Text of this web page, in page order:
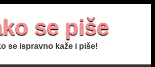
se piše
se ispravno kaže i piše!